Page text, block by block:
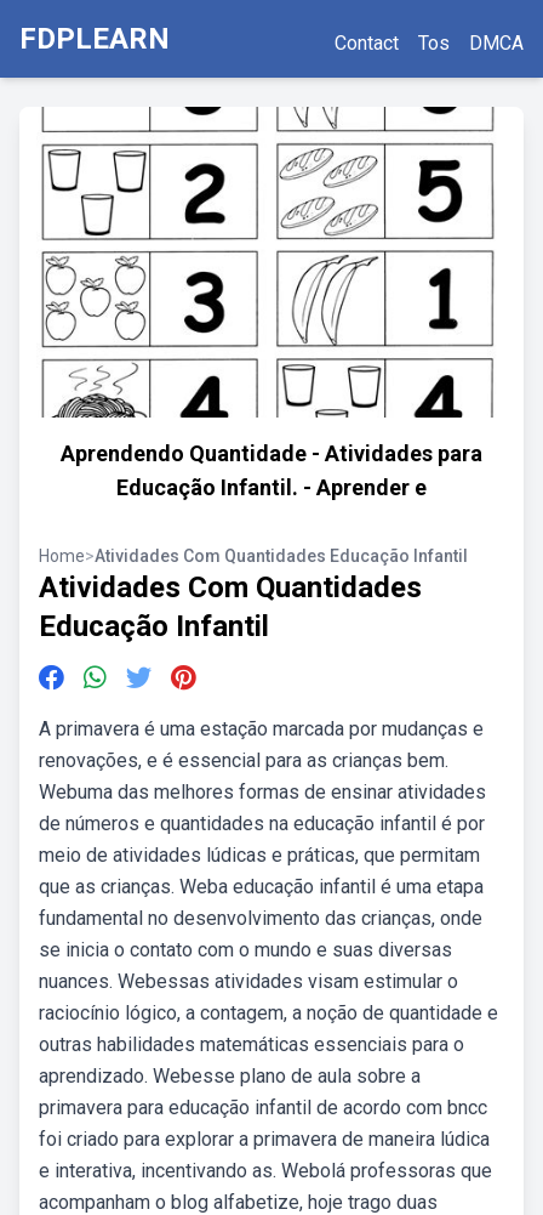
FDPLEARN Contact Tos DMCA
Aprendendo Quantidade - Atividades para
Educação Infantil. - Aprender e
Home>Atividades Com Quantidades Educação Infantil
Atividades Com Quantidades
Educação Infantil
A primavera é uma estação marcada por mudanças e
renovações, e é essencial para as crianças bem.
Webuma das melhores formas de ensinar atividades
de números e quantidades na educação infantil é por
meio de atividades lúdicas e práticas, que permitam
que as crianças. Weba educação infantil é uma etapa
fundamental no desenvolvimento das crianças, onde
se inicia o contato com o mundo e suas diversas
nuances. Webessas atividades visam estimular o
raciocínio lógico, a contagem, a noção de quantidade e
outras habilidades matemáticas essenciais para o
aprendizado. Webesse plano de aula sobre a
primavera para educação infantil de acordo com bncc
foi criado para explorar a primavera de maneira lúdica
e interativa, incentivando as. Webolá professoras que
acompanham o blog alfabetize, hoje trago duas